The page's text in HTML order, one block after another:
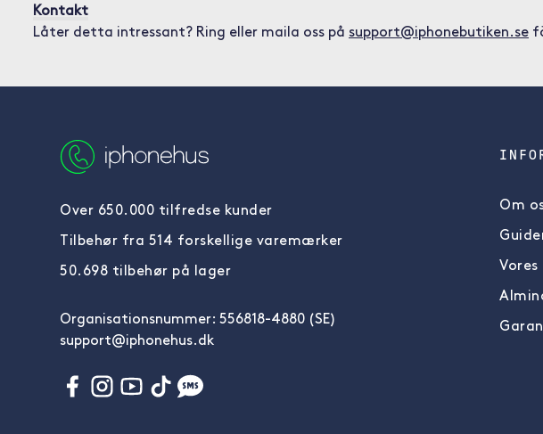
Kontakt
Låter detta intressant? Ring eller maila oss på support@iphonebutiken.se
Over 650.000 tilfredse kunder
Tilbehør fra 514 forskellige varemærker
50.698 tilbehør på lager
Organisationsnummer: 556818-4880 (SE)
support@iphonehus.dk
Om